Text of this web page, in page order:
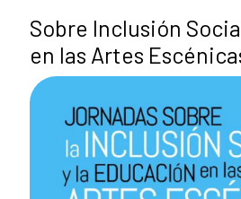
Sobre Inclusión
en las Artes